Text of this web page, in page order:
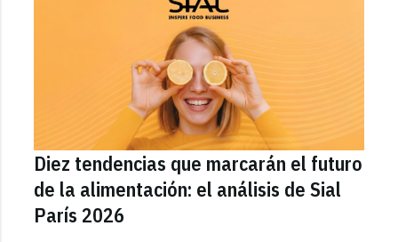
Diez tendencias que marcarán el futuro
de la alimentación: el análisis de Sial
París 2026